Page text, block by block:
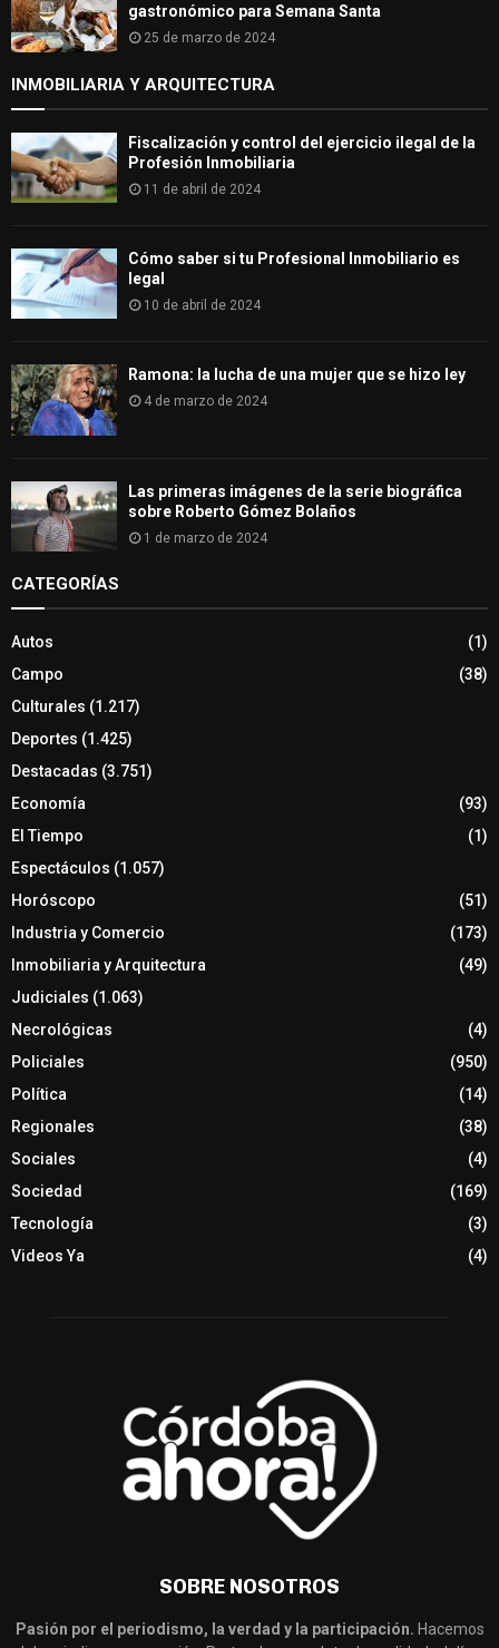
gastronómico para Semana Santa
25 de marzo de 2024
INMOBILIARIA Y ARQUITECTURA
Fiscalización y control del ejercicio ilegal de la
Profesión Inmobiliaria
11 de abril de 2024
Cómo saber si tu Profesional Inmobiliario es
legal
10 de abril de 2024
Ramona: la lucha de una mujer que se hizo ley
4 de marzo de 2024
Las primeras imágenes de la serie biográfica
sobre Roberto Gómez Bolaños
1 de marzo de 2024
CATEGORÍAS
Autos
(1)
Campo
(38)
Culturales (1.217)
Deportes (1.425)
Destacadas (3.751)
Economía
(93)
El Tiempo
(1)
Espectáculos (1.057)
Horóscopo
(51)
Industria y Comercio
(173)
Inmobiliaria y Arquitectura
(49)
Judiciales (1.063)
Necrológicas
(4)
Policiales
(950)
Política
(14)
Regionales
(38)
Sociales
(4)
Sociedad
(169)
Tecnología
(3)
Videos Ya
(4)
SOBRE NOSOTROS
Pasión por el periodismo, la verdad y la participación. Hacemos